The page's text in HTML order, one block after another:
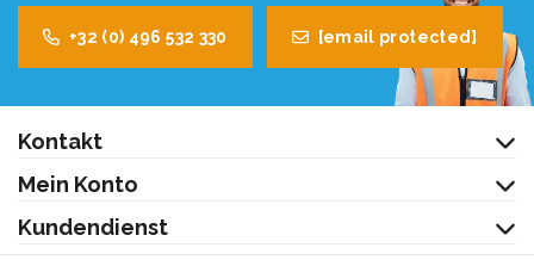
+32 (0) 496 532 330 [email protected]
Kontakt
Mein Konto
Kundendienst